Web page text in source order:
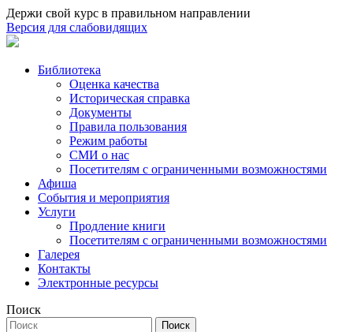
Держи свой курс в правильном направлении
Версия для слабовидящих
Библиотека
Оценка качества
Историческая справка
Документы
Правила пользования
Режим работы
СМИ о нас
Посетителям с ограниченными возможностями
Афиша
События и мероприятия
Услуги
Продление книги
Посетителям с ограниченными возможностями
Галерея
Контакты
Электронные ресурсы
Поиск
Поиск